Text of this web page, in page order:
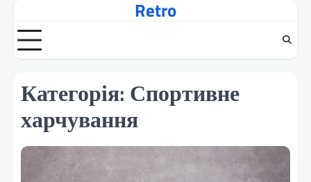
вмісту
Retro
Категорія: Спортивне
харчування